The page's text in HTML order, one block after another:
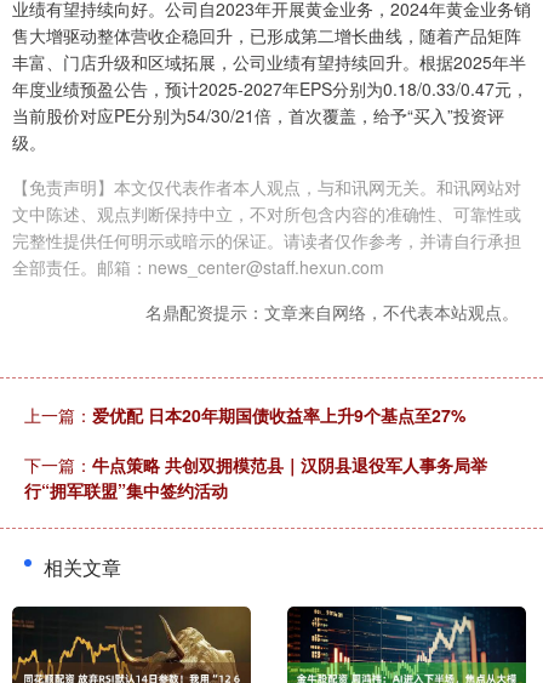
业绩有望持续向好。公司自2023年开展黄金业务，2024年黄金业务销
售大增驱动整体营收企稳回升，已形成第二增长曲线，随着产品矩阵
丰富、门店升级和区域拓展，公司业绩有望持续回升。根据2025年半
年度业绩预盈公告，预计2025-2027年EPS分别为0.18/0.33/0.47元，
当前股价对应PE分别为54/30/21倍，首次覆盖，给予“买入”投资评
级。
【免责声明】本文仅代表作者本人观点，与和讯网无关。和讯网站对
文中陈述、观点判断保持中立，不对所包含内容的准确性、可靠性或
完整性提供任何明示或暗示的保证。请读者仅作参考，并请自行承担
全部责任。邮箱：news_center@staff.hexun.com
名鼎配资提示：文章来自网络，不代表本站观点。
上一篇： 爱优配 日本20年期国债收益率上升9个基点至27%
下一篇： 牛点策略 共创双拥模范县｜汉阴县退役军人事务局举
行“拥军联盟”集中签约活动
相关文章